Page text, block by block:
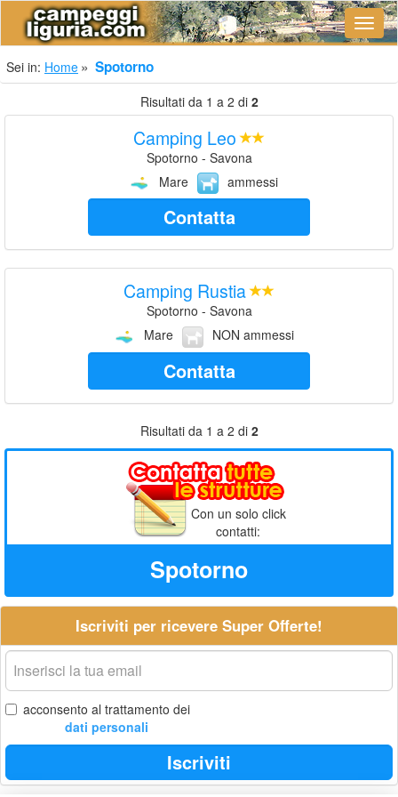
Sei in: Home Spotorno
Risultati da 1 a 2 di 2
Camping Leo
Spotorno - Savona
Mare
ammessi
Contatta
Camping Rustia
Spotorno - Savona
Mare
NON ammessi
Contatta
Risultati da 1 a 2 di 2
Con un solo click
contatti:
Spotorno
Iscriviti per ricevere Super Offerte!
La
tua
email
acconsento al trattamento dei
dati personali
Iscriviti